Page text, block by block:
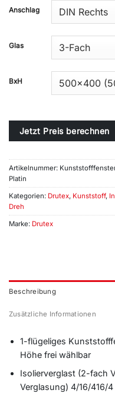
Anschlag
Glas
BxH
Jetzt Preis berechnen
Artikelnummer:
Platin
Kategorien: Drutex, Kunststoff,
Dreh
Marke: Drutex
Beschreibung
Zusätzliche Informationen
1-flügeliges
Höhe frei wählbar
Isolierverglast (2-fach
Verglasung) 4/16/416/4